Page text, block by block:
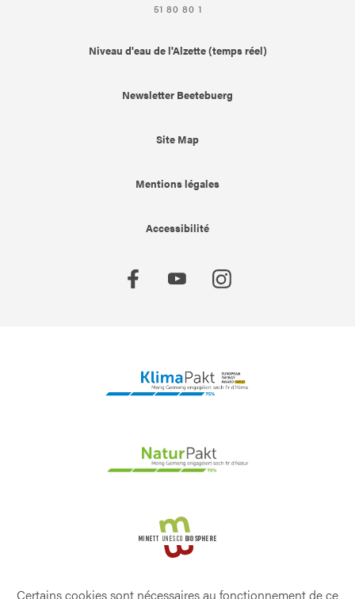
51 80 80 1
Niveau d'eau de l'Alzette (temps réel)
Newsletter Beetebuerg
Site Map
Mentions légales
Accessibilité
Certains cookies sont nécessaires au fonctionnement de ce